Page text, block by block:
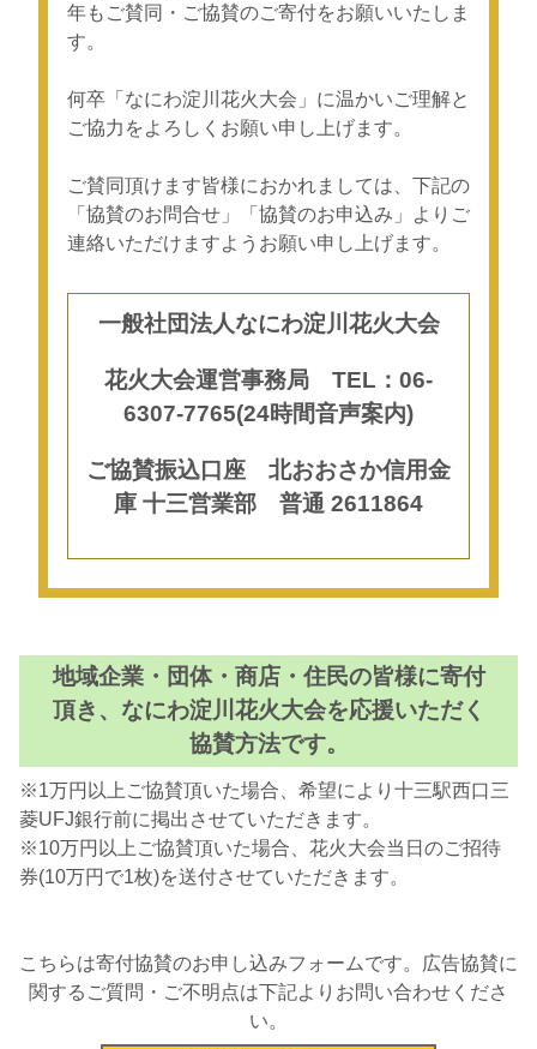
年もご賛同・ご協賛のご寄付をお願いいたしま
す。
何卒「なにわ淀川花火大会」に温かいご理解と
ご協力をよろしくお願い申し上げます。
ご賛同頂けます皆様におかれましては、下記の
「協賛のお問合せ」「協賛のお申込み」よりご
連絡いただけますようお願い申し上げます。
一般社団法人なにわ淀川花火大会
花火大会運営事務局 TEL：06-
6307-7765(24時間音声案内)
ご協賛振込口座 北おおさか信用金
庫 十三営業部 普通 2611864
地域企業・団体・商店・住民の皆様に寄付
頂き、なにわ淀川花火大会を応援いただく
協賛方法です。
※1万円以上ご協賛頂いた場合、希望により十三駅西口三
菱UFJ銀行前に掲出させていただきます。
※10万円以上ご協賛頂いた場合、花火大会当日のご招待
券(10万円で1枚)を送付させていただきます。
こちらは寄付協賛のお申し込みフォームです。広告協賛に
関するご質問・ご不明点は下記よりお問い合わせくださ
い。